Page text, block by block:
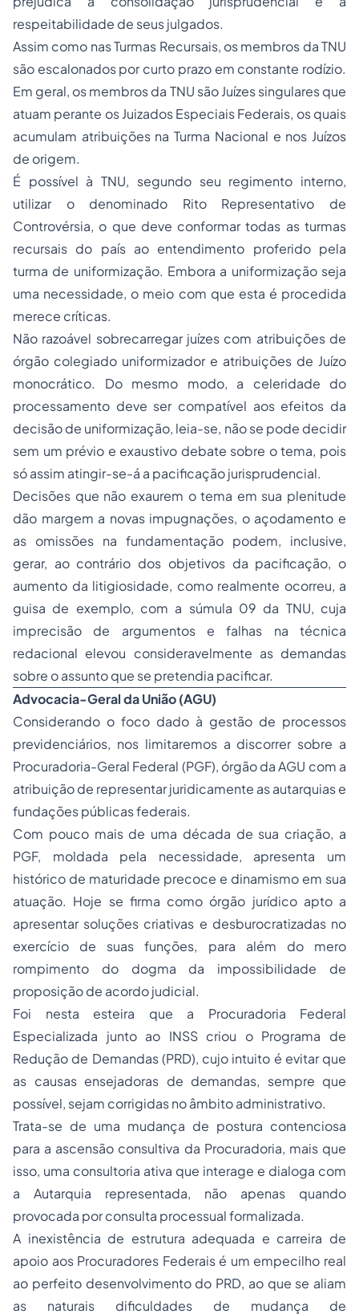
respeitabilidade de seus julgados.
Assim como nas Turmas Recursais, os membros da TNU
são escalonados por curto prazo em constante rodízio.
Em geral, os membros da TNU são Juízes singulares que
atuam perante os Juizados Especiais Federais, os quais
acumulam atribuições na Turma Nacional e nos Juízos
de origem.
É possível à TNU, segundo seu regimento interno,
utilizar o denominado Rito Representativo de
Controvérsia, o que deve conformar todas as turmas
recursais do país ao entendimento proferido pela
turma de uniformização. Embora a uniformização seja
uma necessidade, o meio com que esta é procedida
merece críticas.
Não razoável sobrecarregar juízes com atribuições de
órgão colegiado uniformizador e atribuições de Juízo
monocrático. Do mesmo modo, a celeridade do
processamento deve ser compatível aos efeitos da
decisão de uniformização, leia-se, não se pode decidir
sem um prévio e exaustivo debate sobre o tema, pois
só assim atingir-se-á a pacificação jurisprudencial.
Decisões que não exaurem o tema em sua plenitude
dão margem a novas impugnações, o açodamento e
as omissões na fundamentação podem, inclusive,
gerar, ao contrário dos objetivos da pacificação, o
aumento da litigiosidade, como realmente ocorreu, a
guisa de exemplo, com a súmula 09 da TNU, cuja
imprecisão de argumentos e falhas na técnica
redacional elevou consideravelmente as demandas
sobre o assunto que se pretendia pacificar.
Advocacia-Geral da União (AGU)
Considerando o foco dado à gestão de processos
previdenciários, nos limitaremos a discorrer sobre a
Procuradoria-Geral Federal (PGF), órgão da AGU com a
atribuição de representar juridicamente as autarquias e
fundações públicasfederais.
Com pouco mais de uma década de sua criação, a
PGF, moldada pela necessidade, apresenta um
histórico de maturidade precoce e dinamismo em sua
atuação. Hoje se firma como órgão jurídico apto a
apresentar soluções criativas e desburocratizadas no
exercício de suas funções, para além do mero
rompimento do dogma da impossibilidade de
proposição de acordo judicial.
Foi nesta esteira que a Procuradoria Federal
Especializada junto ao INSS criou o Programa de
Redução de Demandas (PRD), cujo intuito é evitar que
as causas ensejadoras de demandas, sempre que
possível, sejam corrigidas no âmbito administrativo.
Trata-se de uma mudança de postura contenciosa
para a ascensão consultiva da Procuradoria, mais que
isso, uma consultoria ativa que interage e dialoga com
a Autarquia representada, não apenas quando
provocada por consulta processual formalizada.
A inexistência de estrutura adequada e carreira de
apoio aos Procuradores Federais é um empecilho real
ao perfeito desenvolvimento do PRD, ao que se aliam
as naturais dificuldades de mudança de